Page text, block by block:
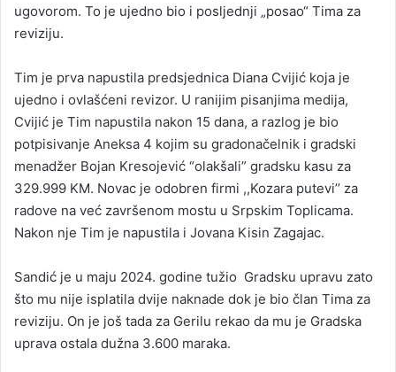
ugovorom. To je ujedno bio i posljednji „posao“ Tima za
reviziju.
Tim je prva napustila predsjednica Diana Cvijić koja je
ujedno i ovlašćeni revizor. U ranijim pisanjima medija,
Cvijić je Tim napustila nakon 15 dana, a razlog je bio
potpisivanje Aneksa 4 kojim su gradonačelnik i gradski
menadžer Bojan Kresojević “olakšali” gradsku kasu za
329.999 KM. Novac je odobren firmi ,,Kozara putevi’’ za
radove na već završenom mostu u Srpskim Toplicama.
Nakon nje Tim je napustila i Jovana Kisin Zagajac.
Sandić je u maju 2024. godine tužio Gradsku upravu zato
što mu nije isplatila dvije naknade dok je bio član Tima za
reviziju. On je još tada za Gerilu rekao da mu je Gradska
uprava ostala dužna 3.600 maraka.